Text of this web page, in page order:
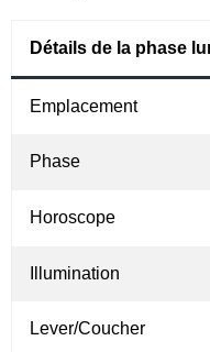
Détails de la phase
Emplacement
Phase
Horoscope
Illumination
Lever/Coucher